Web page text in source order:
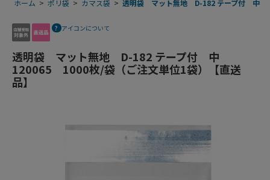
ホーム > ポリ袋 > カマス袋 > 透明袋 マット無地 D-182 テープ付 中
アイコンについて
透明袋 マット無地 D-182 テープ付 中
120065 1000枚/袋（ご注文単位1袋）【直送
品】